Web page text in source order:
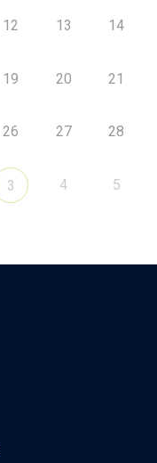
12 13 14
19 20 21
26 27 28
3 4 5